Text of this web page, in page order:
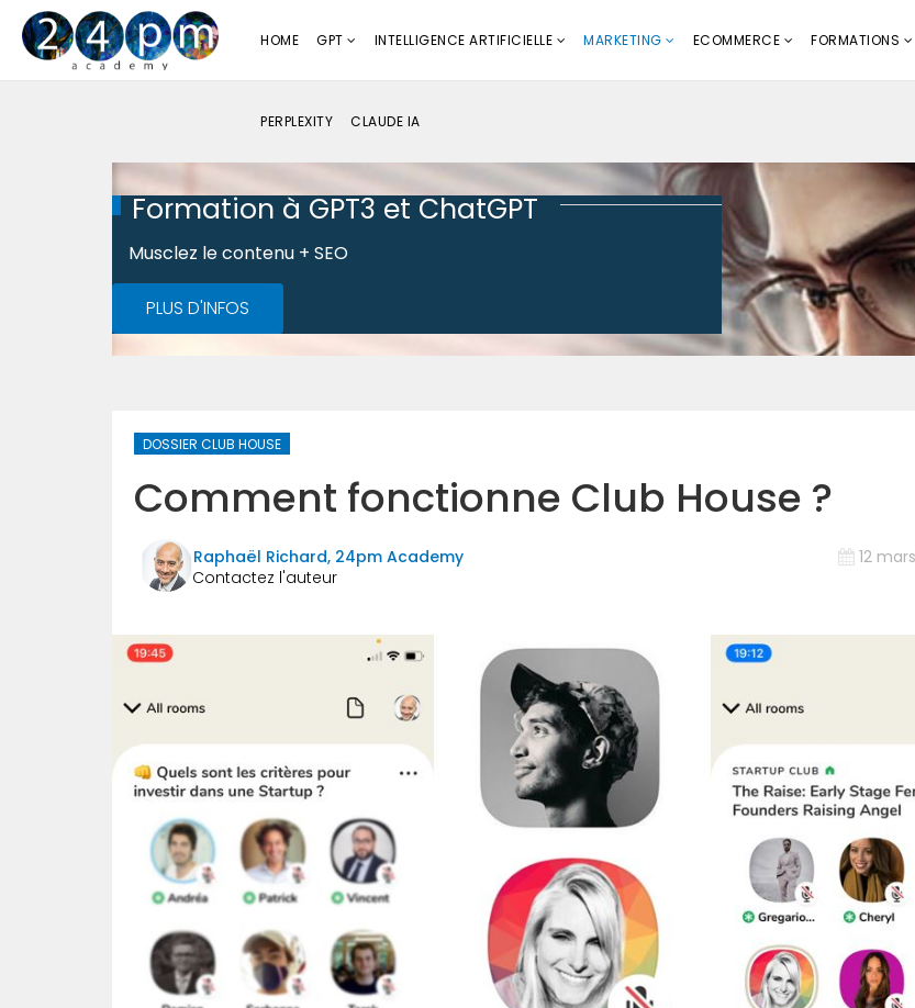
HOME GPT INTELLIGENCE ARTIFICIELLE MARKETING ECOMMERCE FORMATIONS
PERPLEXITY CLAUDE IA
Formation à GPT3 et ChatGPT
Musclez le contenu + SEO
PLUS D'INFOS
DOSSIER CLUB HOUSE
Comment fonctionne Club House ?
Raphaël Richard, 24pm Academy 12